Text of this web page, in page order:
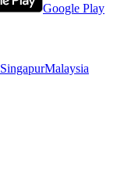
Google Play
SingapurMalaysia